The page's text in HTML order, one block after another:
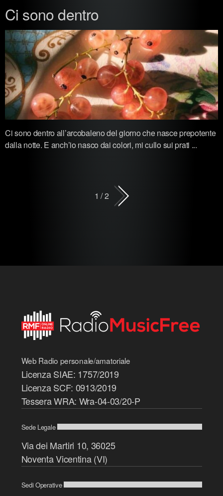
Ci sono dentro
Ci sono dentro all’arcobaleno del giorno che nasce prepotente
dalla notte. E anch’io nasco dai colori, mi cullo sui prati ...
1 / 2
Web Radio personale/amatoriale
Licenza SIAE: 1757/2019
Licenza SCF: 0913/2019
Tessera WRA: Wra-04-03/20-P
Sede Legale
Via dei Martiri 10, 36025
Noventa Vicentina (VI)
Sedi Operative